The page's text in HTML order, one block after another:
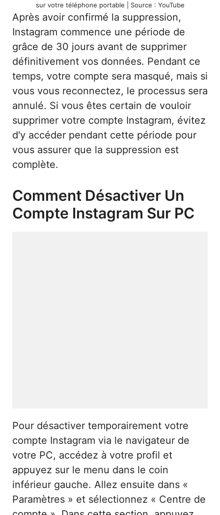
sur votre téléphone portable | Source : YouTube
Après avoir confirmé la suppression,
Instagram commence une période de
grâce de 30 jours avant de supprimer
définitivement vos données. Pendant ce
temps, votre compte sera masqué, mais si
vous vous reconnectez, le processus sera
annulé. Si vous êtes certain de vouloir
supprimer votre compte Instagram, évitez
d'y accéder pendant cette période pour
vous assurer que la suppression est
complète.
Comment Désactiver Un
Compte Instagram Sur PC
Pour désactiver temporairement votre
compte Instagram via le navigateur de
votre PC, accédez à votre profil et
appuyez sur le menu dans le coin
inférieur gauche. Allez ensuite dans «
Paramètres » et sélectionnez « Centre de